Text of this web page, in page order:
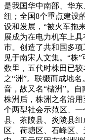
是我国华中南部、华
纽；全国8个重点建设
设和发展，“被火车拖
展成为在电力机车上
市。创造了共和国多
见于南宋人文集。“株
数里，五代时株田已较
之“洲”。联缀而成地名
音，故又名“槠洲”。
株洲后，株洲之名沿
个两型社会示范区、
县、茶陵县、炎陵县
区、荷塘区、石峰区